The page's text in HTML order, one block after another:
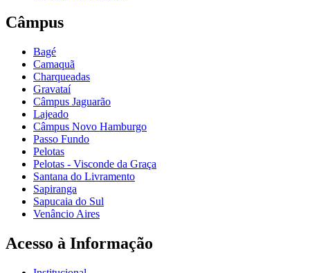
Câmpus
Bagé
Camaquã
Charqueadas
Gravataí
Câmpus Jaguarão
Lajeado
Câmpus Novo Hamburgo
Passo Fundo
Pelotas
Pelotas - Visconde da Graça
Santana do Livramento
Sapiranga
Sapucaia do Sul
Venâncio Aires
Acesso à Informação